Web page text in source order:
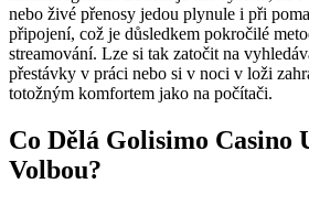
nebo živé přenosy jedou plynule i při
připojení, což je důsledkem pokročilé
streamování. Lze si tak zatočit na
přestávky v práci nebo si v noci v loži
totožným komfortem jako na počítači.
Co Dělá Golisimo Casino
Volbou?